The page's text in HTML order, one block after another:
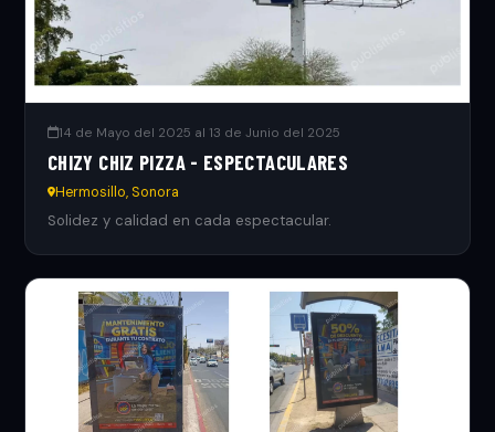
14 de Mayo del 2025 al 13 de Junio del 2025
CHIZY CHIZ PIZZA - ESPECTACULARES
Hermosillo, Sonora
Solidez y calidad en cada espectacular.